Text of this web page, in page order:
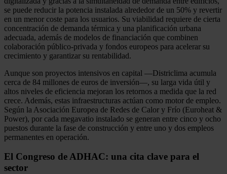
se puede reducir la potencia instalada alrededor de un 50% y revertir
en un menor coste para los usuarios. Su viabilidad requiere de cierta
concentración de demanda térmica y una planificación urbana
adecuada, además de modelos de financiación que combinen
colaboración público-privada y fondos europeos para acelerar su
crecimiento y garantizar su rentabilidad.
Aunque son proyectos intensivos en capital —Districlima acumula
cerca de 84 millones de euros de inversión—, su larga vida útil y
altos niveles de eficiencia mejoran los retornos a medida que la red
crece. Además, estas infraestructuras actúan como motor de empleo.
Según la Asociación Europea de Redes de Calor y Frío (Euroheat &
Power), por cada megavatio instalado se generan entre cinco y ocho
puestos durante la fase de construcción y entre uno y dos empleos
permanentes en operación.
El Congreso de ADHAC: una cita clave para el
sector